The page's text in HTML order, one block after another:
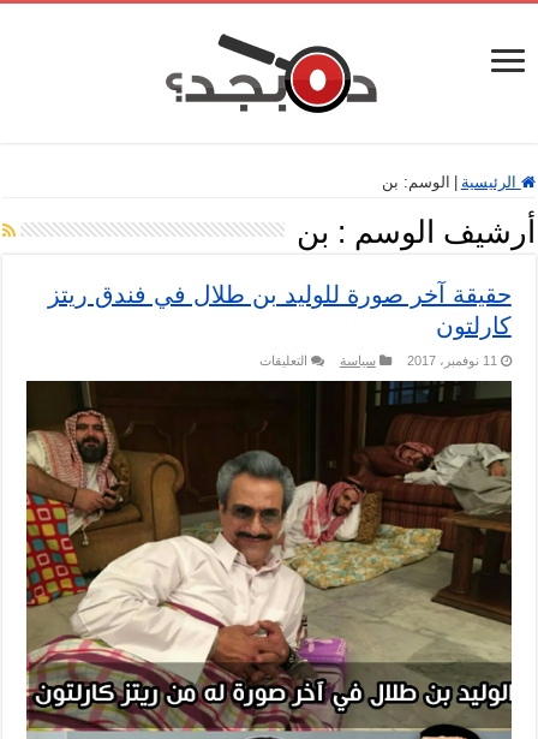
الرئيسية الوسم: بن
أرشيف الوسم : بن
حقيقة آخر صورة للوليد بن طلال في فندق ريتز
كارلتون
11 نوفمبر، 2017 سياسة التعليقات
طلال
في
فندق
ريتز
كارلتون
مغلقة